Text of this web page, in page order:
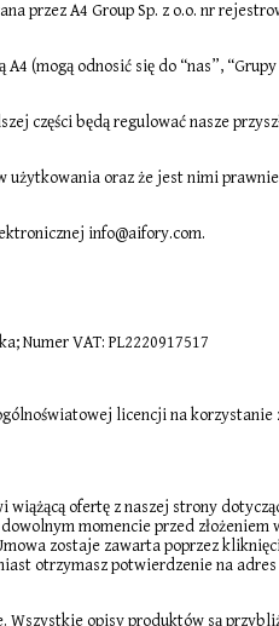
przez A4 Group Sp. z o.o. nr
(mogą odnosić się do “nas”,
części będą regulować nasze
oraz że jest nimi
info@aifory.com.
Numer VAT: PL2220917517
licencji na
ofertę z naszej strony
momencie przed złożeniem
zostaje zawarta poprzez
otrzymasz potwierdzenie na
opisy produktów są